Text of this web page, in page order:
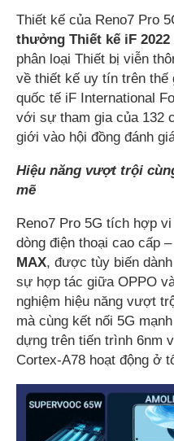
Thiết kế của Reno7 Pro
thưởng Thiết kế iF 2022
phân loại Thiết bị viễn
về thiết kế uy tín trên
quốc tế iF International
với sự tham gia của 132
giới vào hội đồng đánh
Hiệu năng vượt trội
mẽ
Reno7 Pro 5G tích hợp
dòng điện thoại cao cấp –
MAX, được tùy biến
sự hợp tác giữa OPPO
nghiệm hiệu năng vượt
mà cùng kết nối 5G
dựng trên tiến trình 6nm
Cortex-A78 hoạt động ở